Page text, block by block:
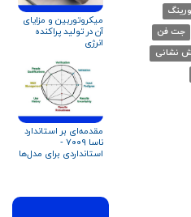
جت فن
نشانی
میکروتوربین و مزایای
آن در تولید پراکنده
انرژی
مقدمه‌ای بر استاندارد
ناسا ۷۰۰۹ -
استانداردی برای مدل‌ها